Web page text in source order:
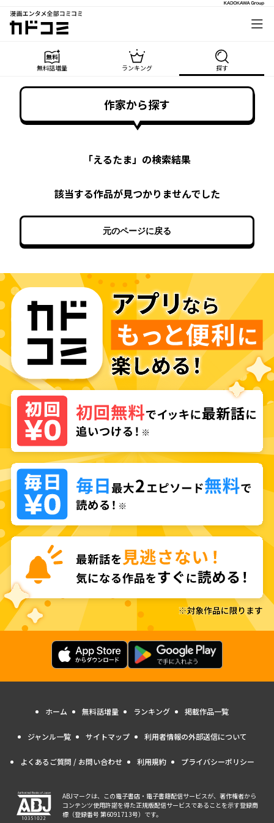
漫画エンタメ全部コミコミ
カドコミ
無料話増量 ランキング 探す
作家から探す
「えるたま」の検索結果
該当する作品が見つかりませんでした
元のページに戻る
ホーム 無料話増量 ランキング 掲載作品一覧
ジャンル一覧 サイトマップ 利用者情報の外部送信について
よくあるご質問 / お問い合わせ 利用規約 プライバシーポリシー
ABJマークは、この電子書店・電子書籍配信サービスが、著作権者から
コンテンツ使用許諾を得た正規版配信サービスであることを示す登録商
標（登録番号 第6091713号）です。